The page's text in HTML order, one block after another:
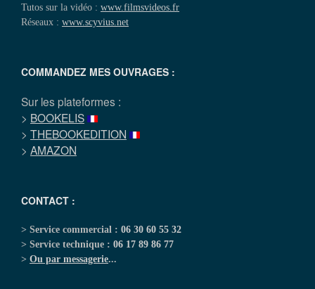
Tutos sur la vidéo : www.filmsvideos.fr
Réseaux : www.scyvius.net
COMMANDEZ MES OUVRAGES :
Sur les plateformes :
> BOOKELIS
> THEBOOKEDITION
> AMAZON
CONTACT :
> Service commercial : 06 30 60 55 32
> Service technique : 06 17 89 86 77
> Ou par messagerie...